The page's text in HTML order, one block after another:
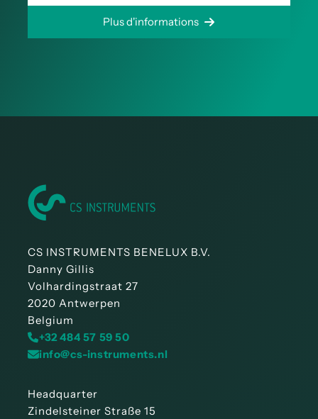
Plus d'informations
CS INSTRUMENTS BENELUX B.V.
Danny Gillis
Volhardingstraat 27
2020 Antwerpen
Belgium
+32 484 57 59 50
info@cs-instruments.nl
Headquarter
Zindelsteiner Straße 15